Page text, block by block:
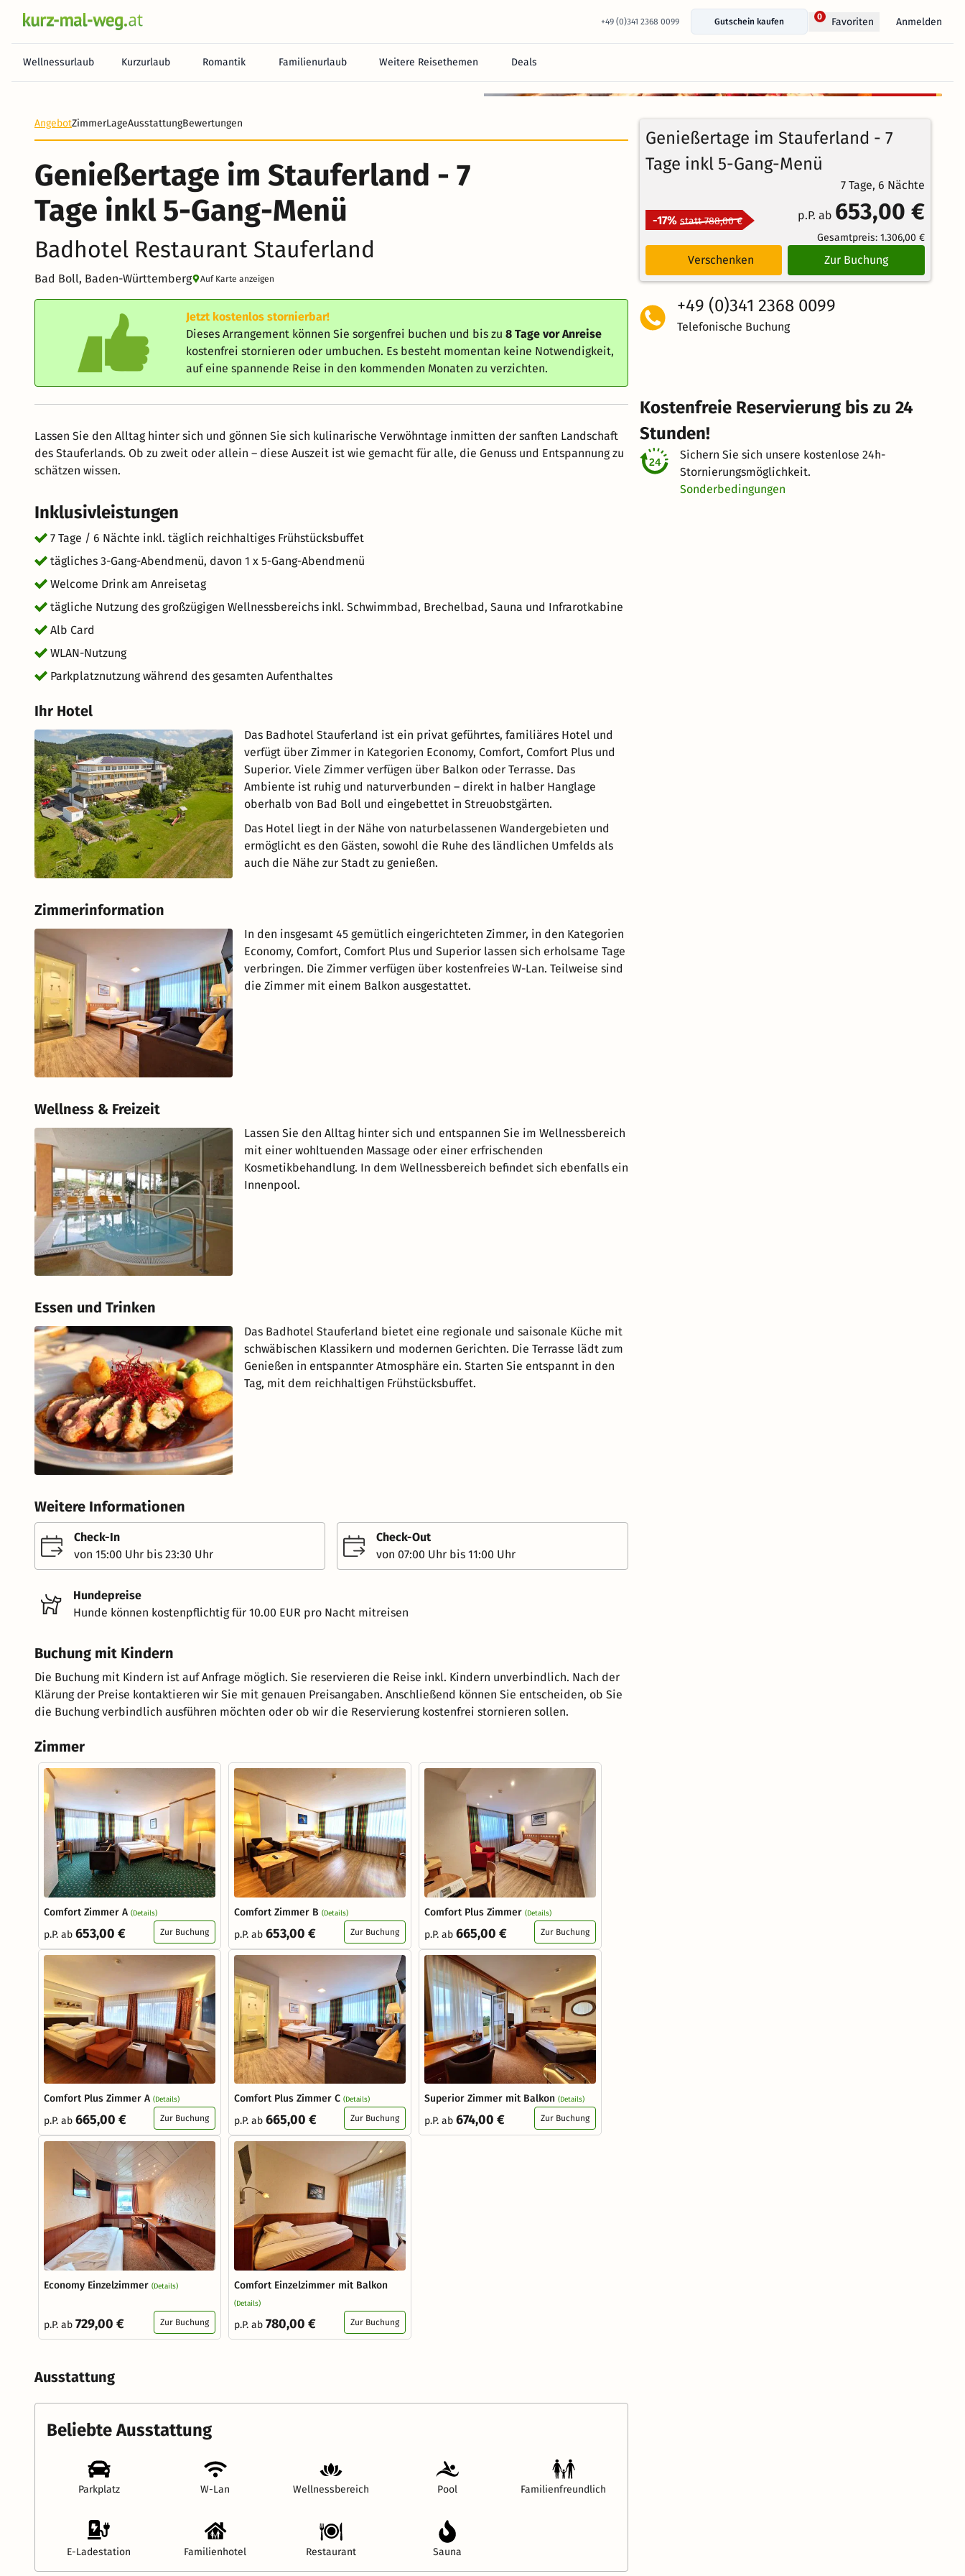
+49 (0)341 2368 0099 Gutschein kaufen
0 Favoriten Anmelden
Wellnessurlaub Kurzurlaub Romantik Familienurlaub Weitere Reisethemen Deals
Heute noch keine Zahlung erforderlich! Zahlen Sie bequem im Hotel. 100%
Weiterempfehlung
Bewertungen
4.4/5
stornierbar
AngebotZimmerLageAusstattungBewertungen
Genießertage im Stauferland - 7
Tage inkl 5-Gang-Menü
Badhotel Restaurant Stauferland
Bad Boll, Baden-Württemberg Auf Karte anzeigen
Jetzt kostenlos stornierbar!
Dieses Arrangement können Sie sorgenfrei buchen und bis zu8 Tage vor Anreise
kostenfrei stornieren oder umbuchen. Es besteht momentan keine Notwendigkeit,
auf eine spannende Reise in den kommenden Monaten zu verzichten.
Lassen Sie den Alltag hinter sich und gönnen Sie sich kulinarische Verwöhntage inmitten der sanften Landschaft
des Stauferlands. Ob zu zweit oder allein – diese Auszeit ist wie gemacht für alle, die Genuss und Entspannung zu
schätzen wissen.
Inklusivleistungen
7 Tage / 6 Nächte inkl. täglich reichhaltiges Frühstücksbuffet
tägliches 3-Gang-Abendmenü, davon 1 x 5-Gang-Abendmenü
Welcome Drink am Anreisetag
tägliche Nutzung des großzügigen Wellnessbereichs inkl. Schwimmbad, Brechelbad, Sauna und Infrarotkabine
Alb Card
WLAN-Nutzung
Parkplatznutzung während des gesamten Aufenthaltes
Ihr Hotel
Das Badhotel Stauferland ist ein privat geführtes, familiäres Hotel und
verfügt über Zimmer in Kategorien Economy, Comfort, Comfort Plus und
Superior. Viele Zimmer verfügen über Balkon oder Terrasse. Das
Ambiente ist ruhig und naturverbunden – direkt in halber Hanglage
oberhalb von Bad Boll und eingebettet in Streuobstgärten.
Das Hotel liegt in der Nähe von naturbelassenen Wandergebieten und
ermöglicht es den Gästen, sowohl die Ruhe des ländlichen Umfelds als
auch die Nähe zur Stadt zu genießen.
Zimmerinformation
In den insgesamt 45 gemütlich eingerichteten Zimmer, in den Kategorien
Economy, Comfort, Comfort Plus und Superior lassen sich erholsame Tage
verbringen. Die Zimmer verfügen über kostenfreies W-Lan. Teilweise sind
die Zimmer mit einem Balkon ausgestattet.
Wellness & Freizeit
Lassen Sie den Alltag hinter sich und entspannen Sie im Wellnessbereich
mit einer wohltuenden Massage oder einer erfrischenden
Kosmetikbehandlung. In dem Wellnessbereich befindet sich ebenfalls ein
Innenpool.
Essen und Trinken
Das Badhotel Stauferland bietet eine regionale und saisonale Küche mit
schwäbischen Klassikern und modernen Gerichten. Die Terrasse lädt zum
Genießen in entspannter Atmosphäre ein. Starten Sie entspannt in den
Tag, mit dem reichhaltigen Frühstücksbuffet.
Weitere Informationen
Check-In
von 15:00 Uhr bis 23:30 Uhr
Check-Out
von 07:00 Uhr bis 11:00 Uhr
Hundepreise
Hunde können kostenpflichtig für 10.00 EUR pro Nacht mitreisen
Buchung mit Kindern
Die Buchung mit Kindern ist auf Anfrage möglich. Sie reservieren die Reise inkl. Kindern unverbindlich. Nach der
Klärung der Preise kontaktieren wir Sie mit genauen Preisangaben. Anschließend können Sie entscheiden, ob Sie
die Buchung verbindlich ausführen möchten oder ob wir die Reservierung kostenfrei stornieren sollen.
Zimmer
Comfort Zimmer A (Details)
p.P. ab 653,00 € Zur Buchung
Comfort Zimmer B (Details)
p.P. ab 653,00 € Zur Buchung
Comfort Plus Zimmer (Details)
p.P. ab 665,00 € Zur Buchung
Comfort Plus Zimmer A (Details)
p.P. ab 665,00 € Zur Buchung
Comfort Plus Zimmer C (Details)
p.P. ab 665,00 € Zur Buchung
Superior Zimmer mit Balkon (Details)
p.P. ab 674,00 € Zur Buchung
Economy Einzelzimmer (Details)
p.P. ab 729,00 € Zur Buchung
Comfort Einzelzimmer mit Balkon
(Details)
p.P. ab 780,00 € Zur Buchung
Ausstattung
Beliebte Ausstattung
Parkplatz W-Lan Wellnessbereich Pool Familienfreundlich
E-Ladestation Familienhotel Restaurant Sauna
Genießertage im Stauferland - 7
Tage inkl 5-Gang-Menü
7 Tage, 6 Nächte
-17% statt 788,00 € p.P. ab 653,00 €
Gesamtpreis: 1.306,00 €
Verschenken Zur Buchung
+49 (0)341 2368 0099
Telefonische Buchung
Kostenfreie Reservierung bis zu 24
Stunden!
Sichern Sie sich unsere kostenlose 24h-
Stornierungsmöglichkeit.
Sonderbedingungen